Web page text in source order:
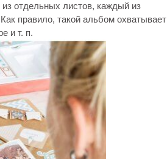
отдельных листов, каждый из
правило, такой альбом охватывает
и т. п.